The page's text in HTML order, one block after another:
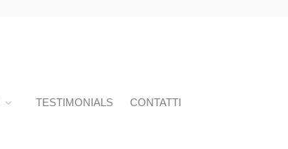
TESTIMONIALS CONTATTI